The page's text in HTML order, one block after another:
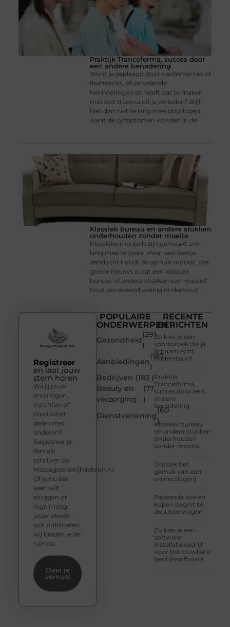
Praktijk Tranceforma, succes door
een andere benadering
Word je geplaagd door nachtmerries of
flashbacks, of vervelende
herinneringen en heeft dat te maken
met een trauma uit je verleden? Blijf
hier dan niet te lang mee doorlopen,
want de symptomen worden in de
Klassiek bureau en andere stukken
onderhouden zonder moeite
Klassieke meubels zijn gemaakt om
lang mee te gaan, maar een beetje
aandacht houdt ze op hun mooist. Het
goede nieuws is dat een klassiek
bureau of andere stukken van massief
hout verrassend weinig onderhoud
POPULAIRE
ONDERWERPEN
Gezondheid
(291
)
Aanbiedingen
(187
)
Bedrijven (183 )
Beauty en
verzorging
(77
)
Dienstverlening
(60
)
RECENTE
BERICHTEN
Zo kies je een
sportbroek die je
lichaam echt
ondersteunt
Praktijk
Tranceforma,
succes door een
andere
benadering
Klassiek bureau
en andere stukken
onderhouden
zonder moeite
Ontdek het
gemak van een
online slagerij
Passende wielen
kopen begint bij
de juiste vragen
Zo kies je een
software
installatiebedrijf
voor betrouwbare
bedrijfssoftware
Registreer
en laat jouw
stem horen
Wil jij jouw
ervaringen,
inzichten of
creativiteit
delen met
anderen?
Registreer je
dan als
schrijver op
Massagepraktijkdebron.nl.
Of je nu één
keer wilt
bloggen of
regelmatig
jouw ideeën
wilt publiceren:
wij bieden je de
ruimte.
Deel je
verhaal